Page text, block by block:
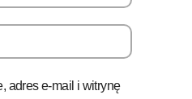
adres e-mail i witrynę